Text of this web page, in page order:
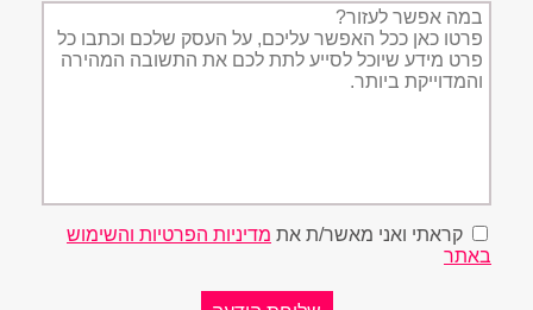
תיאור
הפניה
קראתי ואני מאשר/ת את מדיניות הפרטיות והשימוש
באתר